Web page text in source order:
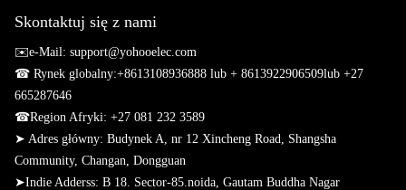
Skontaktuj się z nami
✉️e-Mail: support@yohooelec.com
☎ Rynek globalny:+8613108936888 lub + 8613922906509lub +27
665287646
☎Region Afryki: +27 081 232 3589
➤ Adres główny: Budynek A, nr 12 Xincheng Road, Shangsha
Community, Changan, Dongguan
➤Indie Adderss: B 18. Sector-85.noida, Gautam Buddha Nagar